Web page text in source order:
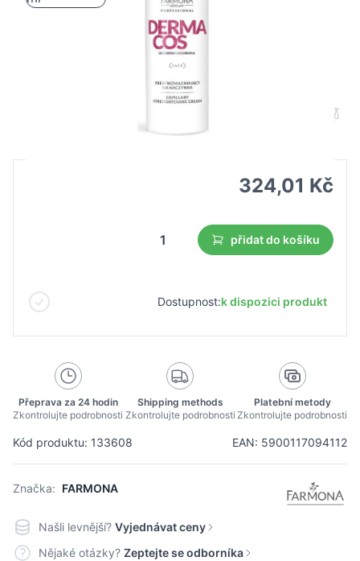
Farmona dermacos posilující krém pro
kapilární pokožku 150 ml
Kód produktu: 133608 EAN: 5900117094112
Značka: FARMONA
324,01 Kč
přidat do košíku
Dostupnost:k dispozici produkt
Přeprava za 24 hodin
Zkontrolujte podrobnosti
Shipping methods
Zkontrolujte podrobnosti
Platební metody
Zkontrolujte podrobnosti
Našli levnější? Vyjednávat ceny
Nějaké otázky? Zeptejte se odborníka